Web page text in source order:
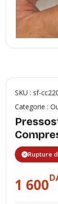
SKU : sf-
Categorie :
Rupture
1 600